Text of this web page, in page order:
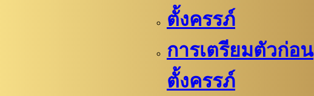
ตั้งครรภ์
การเตรียมตัวก่อน
ตั้งครรภ์​